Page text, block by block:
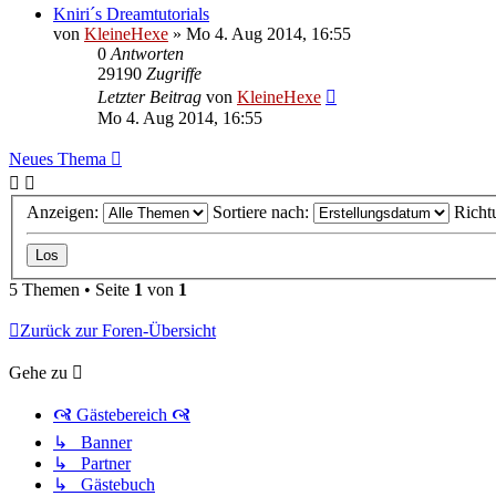
Kniri´s Dreamtutorials
von KleineHexe » Mo 4. Aug 2014, 16:55
0 Antworten
29190 Zugriffe
Letzter Beitrag von KleineHexe
Mo 4. Aug 2014, 16:55
Neues Thema
Anzeigen: Sortiere nach:
5 Themen • Seite 1 von 1
Zurück zur Foren-Übersicht
Gehe zu
🙧 Gästebereich 🙧
↳ Banner
↳ Partner
↳ Gästebuch